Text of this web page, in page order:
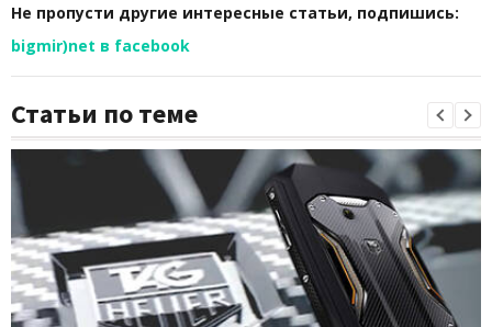
Не пропусти другие интересные статьи, подпишись:
bigmir)net в facebook
Статьи по теме